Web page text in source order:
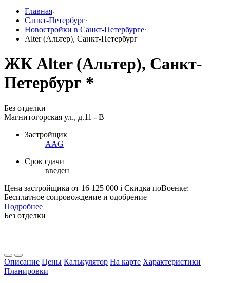
Главная
Санкт-Петербург
Новостройки в Санкт-Петербурге
Alter (Альтер), Санкт-Петербург
ЖК Alter (Альтер), Санкт-
Петербург *
Без отделки
Магнитогорская ул., д.11 - В
Застройщик
AAG
Срок сдачи
введен
Цена застройщика от 16 125 000 i Скидка поВоенке:
Бесплатное сопровождение и одобрение
Подробнее
Без отделки
Описание Цены Калькулятор На карте Характеристики
Планировки